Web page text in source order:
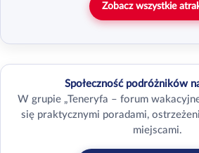
Zobacz wszystkie
Społeczność podróżników
W grupie „Teneryfa – forum
się praktycznymi poradami,
miejscami.